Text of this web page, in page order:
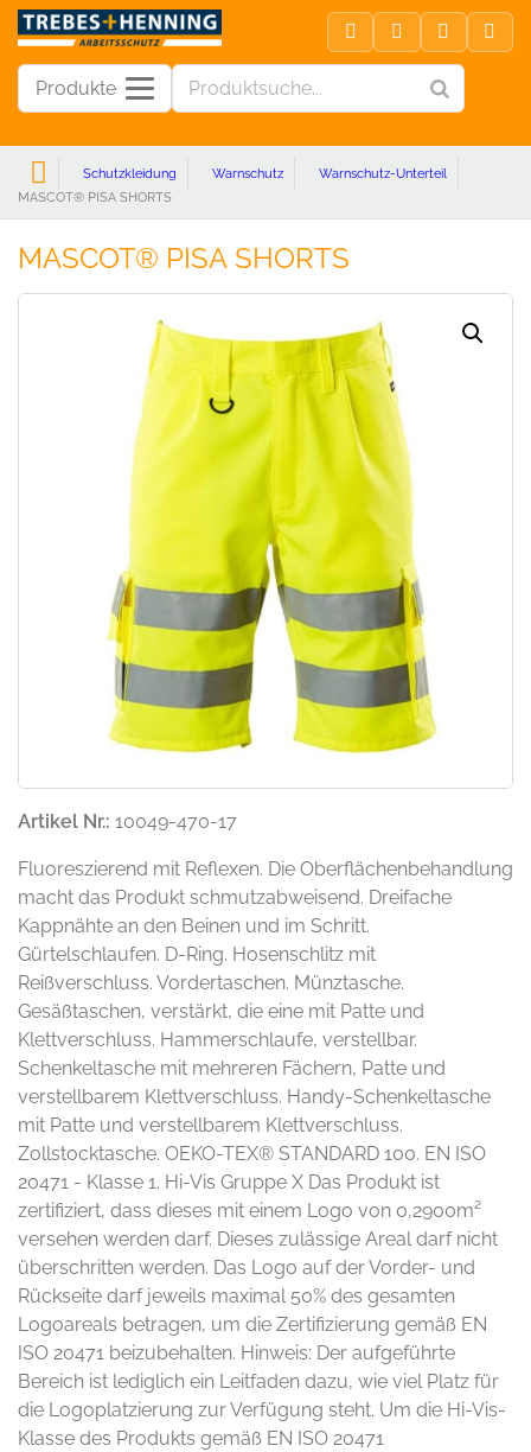
Produkte
Schutzkleidung Warnschutz
Warnschutz-Unterteil
MASCOT® PISA SHORTS
MASCOT® PISA SHORTS
Artikel Nr.: 10049-470-17
Fluoreszierend mit Reflexen. Die Oberflächenbehandlung
macht das Produkt schmutzabweisend. Dreifache
Kappnähte an den Beinen und im Schritt.
Gürtelschlaufen. D-Ring. Hosenschlitz mit
Reißverschluss. Vordertaschen. Münztasche.
Gesäßtaschen, verstärkt, die eine mit Patte und
Klettverschluss. Hammerschlaufe, verstellbar.
Schenkeltasche mit mehreren Fächern, Patte und
verstellbarem Klettverschluss. Handy-Schenkeltasche
mit Patte und verstellbarem Klettverschluss.
Zollstocktasche. OEKO-TEX® STANDARD 100. EN ISO
20471 - Klasse 1. Hi-Vis Gruppe X Das Produkt ist
zertifiziert, dass dieses mit einem Logo von 0,2900m²
versehen werden darf. Dieses zulässige Areal darf nicht
überschritten werden. Das Logo auf der Vorder- und
Rückseite darf jeweils maximal 50% des gesamten
Logoareals betragen, um die Zertifizierung gemäß EN
ISO 20471 beizubehalten. Hinweis: Der aufgeführte
Bereich ist lediglich ein Leitfaden dazu, wie viel Platz für
die Logoplatzierung zur Verfügung steht. Um die Hi-Vis-
Klasse des Produkts gemäß EN ISO 20471